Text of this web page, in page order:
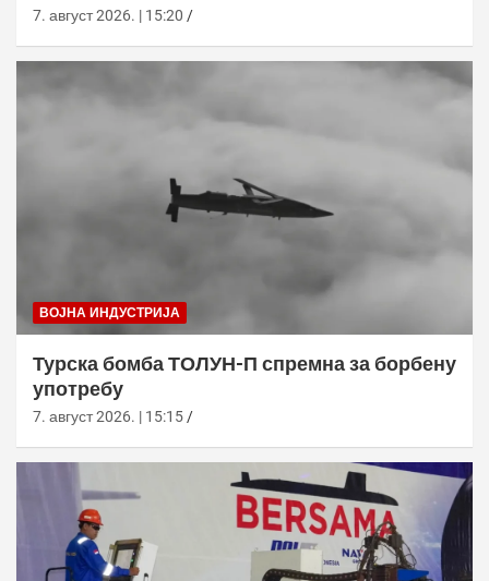
7. август 2026. | 15:20
ВОЈНА ИНДУСТРИЈА
Турска бомба ТОЛУН-П спремна за борбену
употребу
7. август 2026. | 15:15